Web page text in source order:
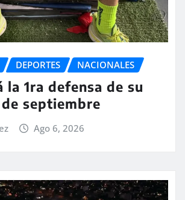
DEPORTES NACIONALES
la 1ra defensa de su
septiembre
Ago 6, 2026